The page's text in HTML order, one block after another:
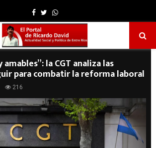
Facebook
TwitterWhatsapp
la CGT analiza las
para combatir la reforma laboral
216